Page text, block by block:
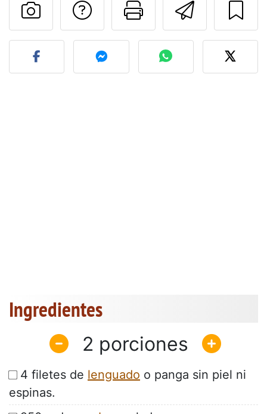
Imprimir
Preguntar al autor
Publicar la foto de esta
Ingredientes
2
4 filetes de lenguado o panga sin piel ni
espinas.